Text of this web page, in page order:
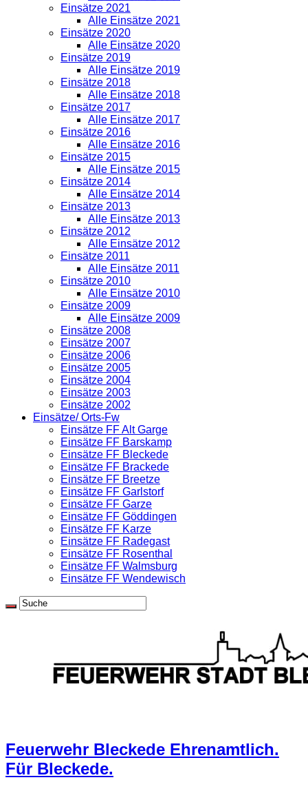
Einsätze 2021
Alle Einsätze 2021
Einsätze 2020
Alle Einsätze 2020
Einsätze 2019
Alle Einsätze 2019
Einsätze 2018
Alle Einsätze 2018
Einsätze 2017
Alle Einsätze 2017
Einsätze 2016
Alle Einsätze 2016
Einsätze 2015
Alle Einsätze 2015
Einsätze 2014
Alle Einsätze 2014
Einsätze 2013
Alle Einsätze 2013
Einsätze 2012
Alle Einsätze 2012
Einsätze 2011
Alle Einsätze 2011
Einsätze 2010
Alle Einsätze 2010
Einsätze 2009
Alle Einsätze 2009
Einsätze 2008
Einsätze 2007
Einsätze 2006
Einsätze 2005
Einsätze 2004
Einsätze 2003
Einsätze 2002
Einsätze/ Orts-Fw
Einsätze FF Alt Garge
Einsätze FF Barskamp
Einsätze FF Bleckede
Einsätze FF Brackede
Einsätze FF Breetze
Einsätze FF Garlstorf
Einsätze FF Garze
Einsätze FF Göddingen
Einsätze FF Karze
Einsätze FF Radegast
Einsätze FF Rosenthal
Einsätze FF Walmsburg
Einsätze FF Wendewisch
Feuerwehr Bleckede Ehrenamtlich.
Für Bleckede.